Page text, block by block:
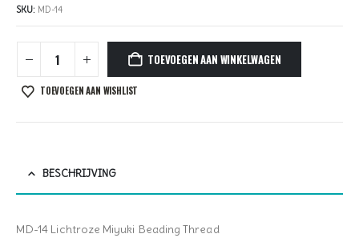
SKU: MD-14
TOEVOEGEN AAN WINKELWAGEN
TOEVOEGEN AAN WISHLIST
BESCHRIJVING
MD-14 Lichtroze Miyuki Beading Thread